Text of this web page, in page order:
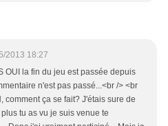
2013 18:27
OUI la fin du jeu est passée depuis
n'est pas passé...<br /> <br
comment ça se fait? J'étais sure de
tu as vu je suis venue te